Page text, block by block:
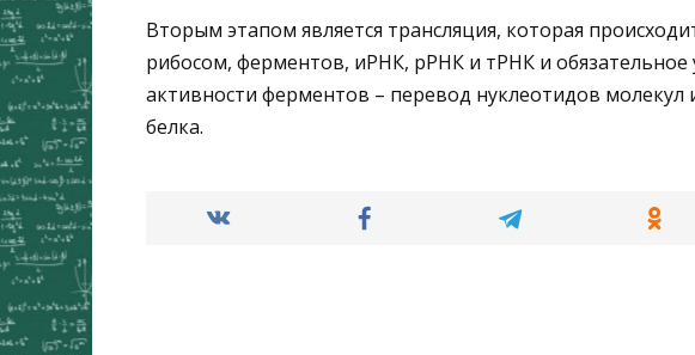
Вторым этапом является трансляция, которая
рибосом, ферментов, иРНК, рРНК и тРНК и обязательное
активности ферментов – перевод нуклеотидов
белка.